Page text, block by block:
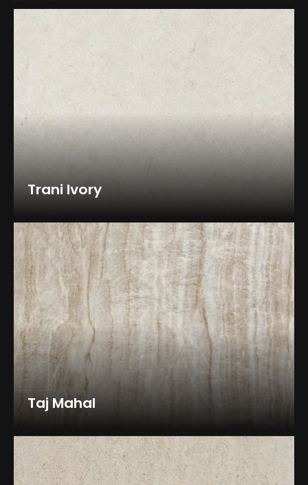
Trani Ivory
Taj Mahal